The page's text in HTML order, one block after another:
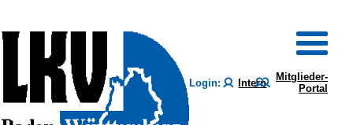
Login: Intern
Mitglieder-
Portal